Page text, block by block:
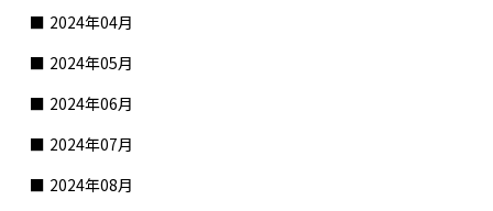
2024年04月
2024年05月
2024年06月
2024年07月
2024年08月